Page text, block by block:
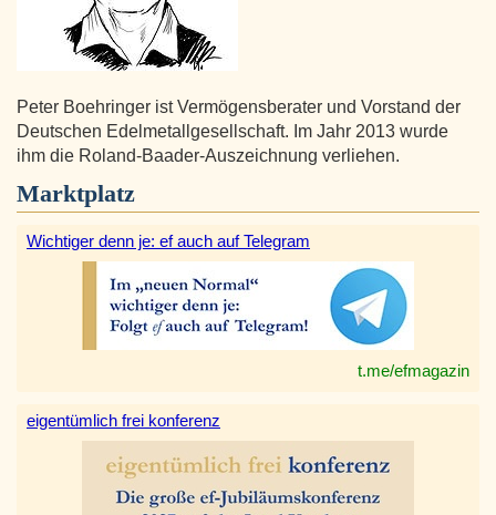
Peter Boehringer ist Vermögensberater und Vorstand der
Deutschen Edelmetallgesellschaft. Im Jahr 2013 wurde
ihm die Roland-Baader-Auszeichnung verliehen.
Marktplatz
Wichtiger denn je: ef auch auf Telegram
t.me/efmagazin
eigentümlich frei konferenz